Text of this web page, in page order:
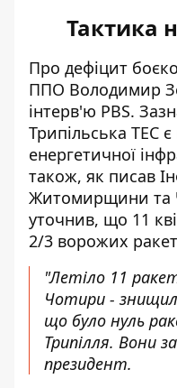
Тактика
Про дефіцит
ППО Володимир
інтерв'ю PBS.
Трипільська ТЕС
енергетичної
також, як писав
Житомирщини та
уточнив, що 11
2/3 ворожих ракет
"Летіло 11
Чотири -
що було нуль
Трипілля. Вони
президент.